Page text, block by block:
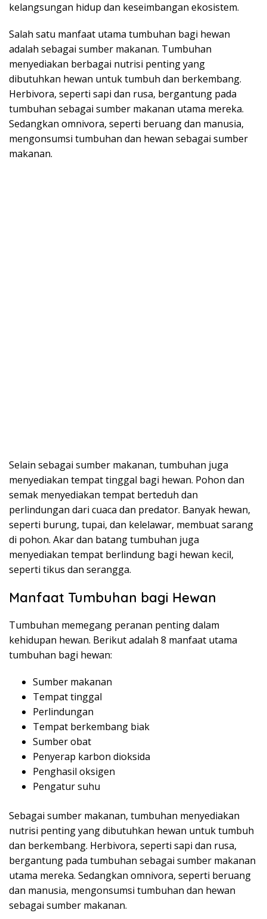
kelangsungan hidup dan keseimbangan ekosistem.
Salah satu manfaat utama tumbuhan bagi hewan
adalah sebagai sumber makanan. Tumbuhan
menyediakan berbagai nutrisi penting yang
dibutuhkan hewan untuk tumbuh dan berkembang.
Herbivora, seperti sapi dan rusa, bergantung pada
tumbuhan sebagai sumber makanan utama mereka.
Sedangkan omnivora, seperti beruang dan manusia,
mengonsumsi tumbuhan dan hewan sebagai sumber
makanan.
Selain sebagai sumber makanan, tumbuhan juga
menyediakan tempat tinggal bagi hewan. Pohon dan
semak menyediakan tempat berteduh dan
perlindungan dari cuaca dan predator. Banyak hewan,
seperti burung, tupai, dan kelelawar, membuat sarang
di pohon. Akar dan batang tumbuhan juga
menyediakan tempat berlindung bagi hewan kecil,
seperti tikus dan serangga.
Manfaat Tumbuhan bagi Hewan
Tumbuhan memegang peranan penting dalam
kehidupan hewan. Berikut adalah 8 manfaat utama
tumbuhan bagi hewan:
Sumber makanan
Tempat tinggal
Perlindungan
Tempat berkembang biak
Sumber obat
Penyerap karbon dioksida
Penghasil oksigen
Pengatur suhu
Sebagai sumber makanan, tumbuhan menyediakan
nutrisi penting yang dibutuhkan hewan untuk tumbuh
dan berkembang. Herbivora, seperti sapi dan rusa,
bergantung pada tumbuhan sebagai sumber makanan
utama mereka. Sedangkan omnivora, seperti beruang
dan manusia, mengonsumsi tumbuhan dan hewan
sebagai sumber makanan.